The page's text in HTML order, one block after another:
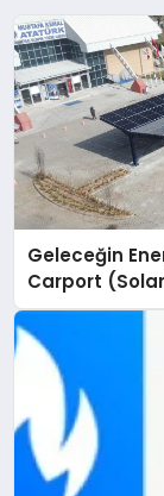
Geleceğin
Carport